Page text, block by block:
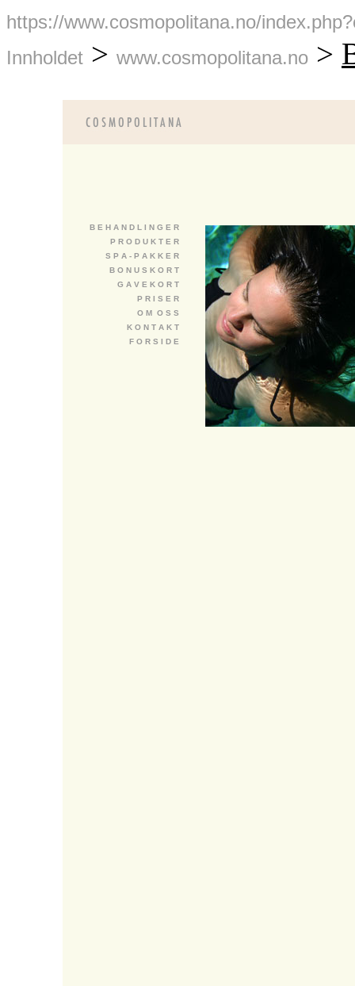
https://www.cosmopolitana.no/
Innholdet > www.cosmopolitana.no >
B E H A N D L I N G E R
P R O D U K T E R
S P A - P A K K E R
B O N U S K O R T
G A V E K O R T
P R I S E R
O M O S S
K O N T A K T
F O R S I D E